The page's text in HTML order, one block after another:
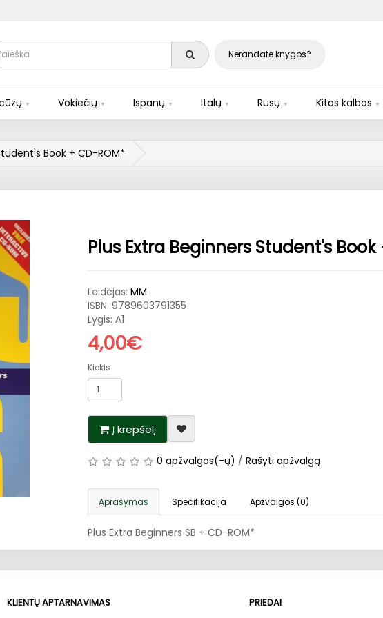
Nerandate knygos?
Vokiečių Ispanų Italų Rusų Kitos kalbos
Book + CD-ROM*
Plus Extra Beginners Student's Book
Leidėjas: MM
ISBN: 9789603791355
Lygis: A1
4,00€
Kiekis
Į krepšelį
0 apžvalgos(-ų) / Rašyti apžvalgą
Aprašymas Specifikacija Apžvalgos (0)
Plus Extra Beginners SB + CD-ROM*
KLIENTŲ APTARNAVIMAS PRIEDAI